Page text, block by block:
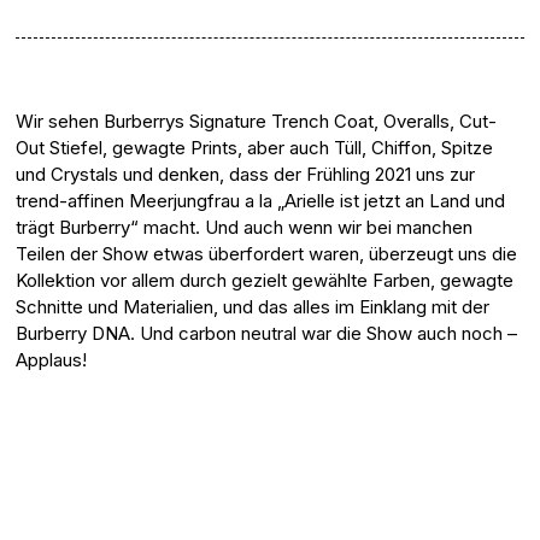
Wir sehen Burberrys Signature Trench Coat, Overalls, Cut-
Out Stiefel, gewagte Prints, aber auch Tüll, Chiffon, Spitze
und Crystals und denken, dass der Frühling 2021 uns zur
trend-affinen Meerjungfrau a la „Arielle ist jetzt an Land und
trägt Burberry“ macht. Und auch wenn wir bei manchen
Teilen der Show etwas überfordert waren, überzeugt uns die
Kollektion vor allem durch gezielt gewählte Farben, gewagte
Schnitte und Materialien, und das alles im Einklang mit der
Burberry DNA. Und carbon neutral war die Show auch noch –
Applaus!